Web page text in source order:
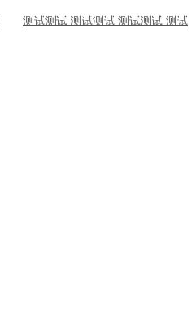
测试测试 测试测试 测试测试 测试